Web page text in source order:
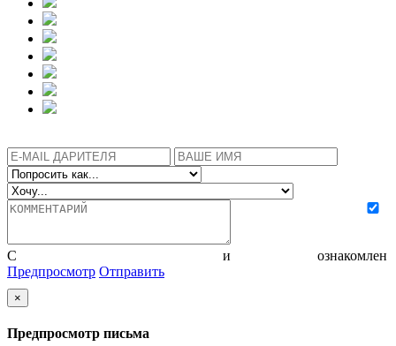
С и
ознакомлен
Предпросмотр Отправить
×
Предпросмотр письма